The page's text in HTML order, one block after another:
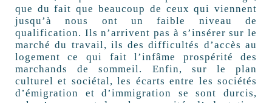
que du fait que beaucoup de ceux qui viennent
jusqu’à nous ont un faible niveau de
qualification. Ils n’arrivent pas à s’insérer sur le
marché du travail, ils des difficultés d’accès au
logement ce qui fait l’infâme prospérité des
marchands de sommeil. Enfin, sur le plan
culturel et sociétal, les écarts entre les sociétés
d’émigration et d’immigration se sont durcis,